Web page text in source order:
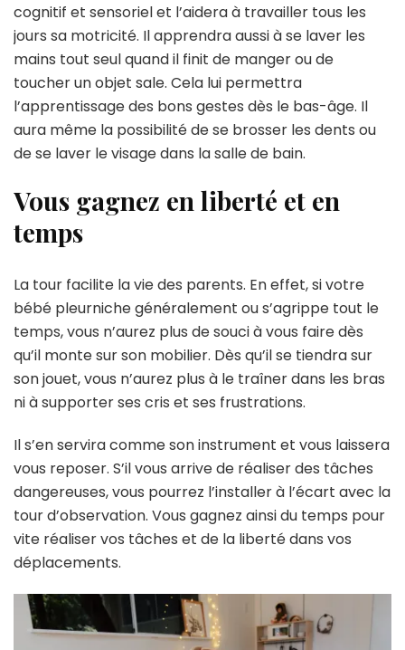
cognitif et sensoriel et l’aidera à travailler tous les
jours sa motricité. Il apprendra aussi à se laver les
mains tout seul quand il finit de manger ou de
toucher un objet sale. Cela lui permettra
l’apprentissage des bons gestes dès le bas-âge. Il
aura même la possibilité de se brosser les dents ou
de se laver le visage dans la salle de bain.
Vous gagnez en liberté et en
temps
La tour facilite la vie des parents. En effet, si votre
bébé pleurniche généralement ou s’agrippe tout le
temps, vous n’aurez plus de souci à vous faire dès
qu’il monte sur son mobilier. Dès qu’il se tiendra sur
son jouet, vous n’aurez plus à le traîner dans les bras
ni à supporter ses cris et ses frustrations.
Il s’en servira comme son instrument et vous laissera
vous reposer. S’il vous arrive de réaliser des tâches
dangereuses, vous pourrez l’installer à l’écart avec la
tour d’observation. Vous gagnez ainsi du temps pour
vite réaliser vos tâches et de la liberté dans vos
déplacements.